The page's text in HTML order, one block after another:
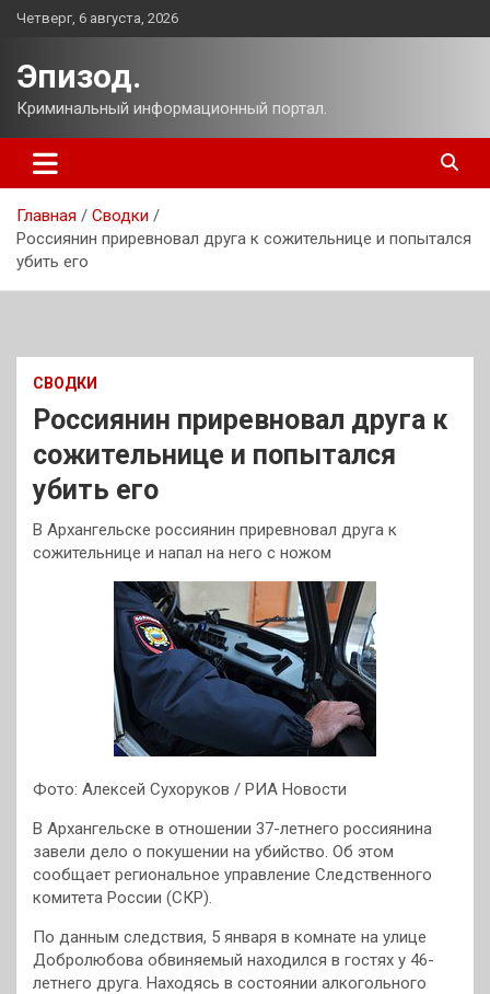
Перейти
Четверг, 6 августа, 2026
Эпизод.
Криминальный информационный портал.
Главная
Сводки
Россиянин приревновал друга к сожительнице и попытался
убить его
СВОДКИ
Россиянин приревновал друга к
сожительнице и попытался
убить его
В Архангельске россиянин приревновал друга к
сожительнице и напал на него с ножом
Фото: Алексей Сухоруков / РИА Новости
В Архангельске в отношении 37-летнего россиянина
завели дело о покушении на убийство. Об этом
сообщает региональное управление Следственного
комитета России (СКР).
По данным следствия, 5 января в комнате на улице
Добролюбова обвиняемый находился в гостях у 46-
летнего друга. Находясь в состоянии алкогольного